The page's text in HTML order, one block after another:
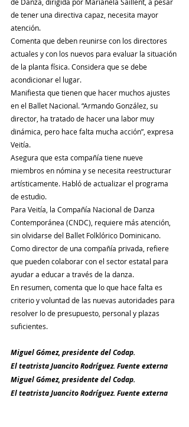
de tener una directiva capaz, necesita mayor
atención.
Comenta que deben reunirse con los directores
actuales y con los nuevos para evaluar la situación
de la planta física. Considera que se debe
acondicionar el lugar.
Manifiesta que tienen que hacer muchos ajustes
en el Ballet Nacional. “Armando González, su
director, ha tratado de hacer una labor muy
dinámica, pero hace falta mucha acción”, expresa
Veitía.
Asegura que esta compañía tiene nueve
miembros en nómina y se necesita reestructurar
artísticamente. Habló de actualizar el programa
de estudio.
Para Veitía, la Compañía Nacional de Danza
Contemporánea (CNDC), requiere más atención,
sin olvidarse del Ballet Folklórico Dominicano.
Como director de una compañía privada, refiere
que pueden colaborar con el sector estatal para
ayudar a educar a través de la danza.
En resumen, comenta que lo que hace falta es
criterio y voluntad de las nuevas autoridades para
resolver lo de presupuesto, personal y plazas
suficientes.
Miguel Gómez, presidente del Codap.
El teatrista Juancito Rodríguez. Fuente externa
Miguel Gómez, presidente del Codap.
El teatrista Juancito Rodríguez. Fuente externa